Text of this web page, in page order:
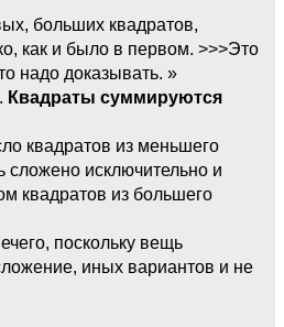
больших квадратов,
как и было в первом. >>>Это
надо доказывать. »
Квадраты суммируются
квадратов из меньшего
сложено исключительно и
квадратов из большего
поскольку вещь
иных вариантов и не